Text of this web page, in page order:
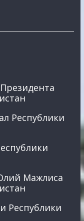
Республики
Мажлиса
Республики